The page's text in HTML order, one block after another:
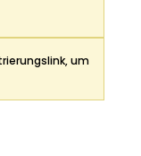
um